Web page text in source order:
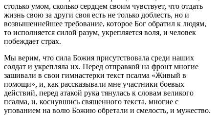
столько умом, сколько сердцем своим чувствует, что отдать
жизнь свою за други своя есть не только доблесть, но и
возвышеннейшее требование, которое Бог обратил к людям,
то исполняется силой разум, укрепляется воля, и человек
побеждает страх.
Мы верим, что сила Божия присутствовала среди наших
солдат и укрепляла их. Перед отправкой на фронт многие
зашивали в свои гимнастерки текст псалма «Живый в
помощи», и, как рассказывали мне участники боевых
действий, перед атакой рука тянулась к словам великого
псалма, и, коснувшись священного текста, многие с
упованием на волю Божию обретали и смелость, и мужество.